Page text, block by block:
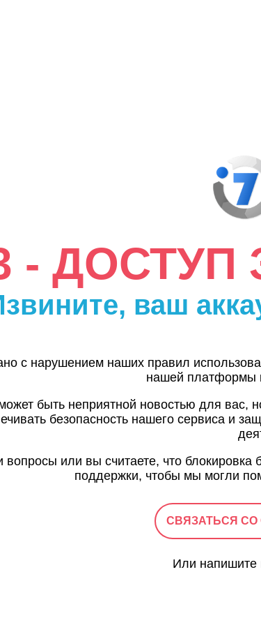
-
ваш
с нарушением наших правил
нашей платформы
быть неприятной новостью для вас,
безопасность нашего сервиса и
вопросы или вы считаете, что
поддержки, чтобы мы могли
СВЯЗАТЬСЯ СО
Или напишите